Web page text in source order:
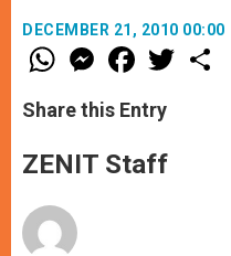
DECEMBER 21, 2010 00:00
W
h
t
s
p
p
M
e
s
e
g
e
F
a
e
b
o
k
w
Share this Entry
ZENIT Staff